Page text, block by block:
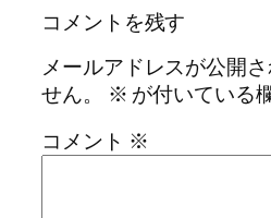
コメントを残す
メールアドレスが公開
せん。
※ が付いている
コメント ※